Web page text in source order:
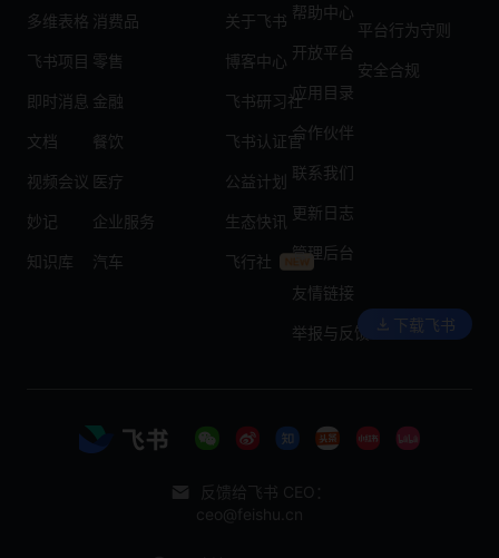
多维表格
飞书项目
即时消息
文档
视频会议
妙记
知识库
消费品
零售
金融
餐饮
医疗
企业服务
汽车
关于飞书
博客中心
飞书研习社
飞书认证官
公益计划
生态快讯
飞行社
帮助中心
开放平台
应用目录
合作伙伴
联系我们
更新日志
管理后台
友情链接
举报与反馈
平台行为守则
安全合规
下载飞书
反馈给飞书 CEO：
ceo@feishu.cn